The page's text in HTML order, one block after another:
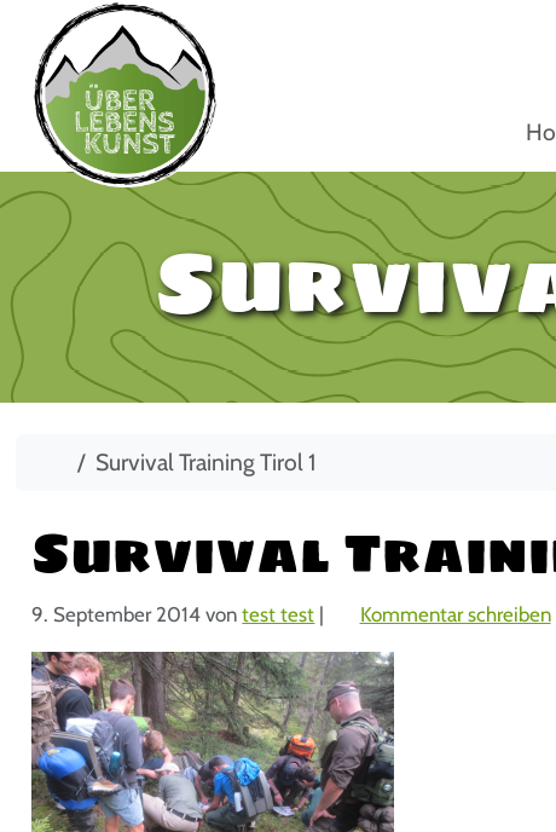
StartSurvival Training Tirol 1
Survival
9. September 2014 vontest test | Kommentar schreiben